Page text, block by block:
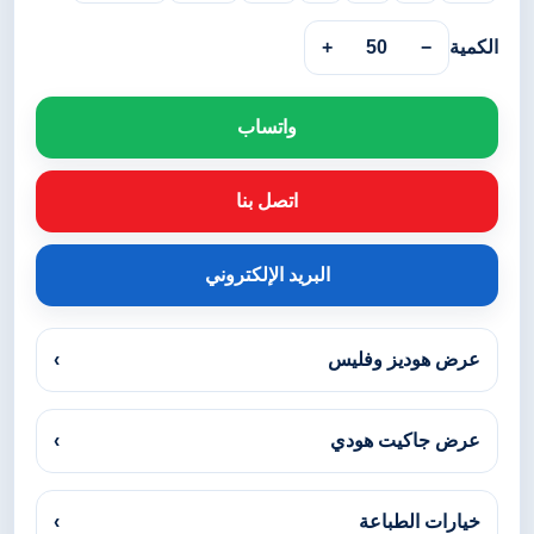
الكمية −
50
+
واتساب
اتصل بنا
البريد الإلكتروني
عرض هوديز وفليس ›
عرض جاكيت هودي ›
خيارات الطباعة ›